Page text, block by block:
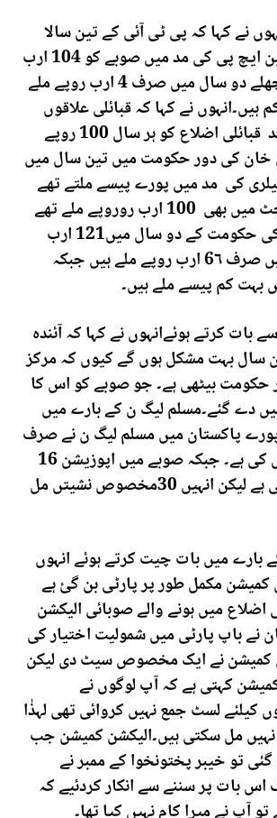
نے کہا کہ پی ٹی آئی کے تین سالا
اقتدار میں ایں این ایچ پی کی مد میں صوبے کو 104 ارب
ملے تھے۔ لیکن پچھلے دو سال میں صرف 4 ارب روپے ملے
نے کہا کہ قبائلی علاقوں
کے انضمام کے بعد قبائلی اضلاع کو ہر سال 100 روپے
خان کی دور حکومت میں تین سال میں
کی مد میں پورے پیسے ملتے تھے
جبکہ ترقیاتی بجٹ میں بھی 100 ارب روروپے ملے تھے
لیکن پی ڈی ایم کی حکومت کے دو سال میں121 ارب
روپے کے بجٹ میں صرف 6۶ ارب روپے ملے ہیں جبکہ
بہت کم پیسے ملے ہیں۔
بات کرتے ہوئےانہوں نے کہا کہ آئندہ
سال بہت مشکل ہوں گے کیوں کہ مرکز
حکومت بیٹھی ہے۔ جو صوبے کو اس کا
دے گئے۔مسلم لیگ ن کے بارے میں
پورے پاکستان میں مسلم لیگ ن نے صرف
17 سیٹیں حاصل کی ہے۔ جبکہ صوبے میں اپوزیشن 16
سیٹیں جیت چکی ہے لیکن انہیں 30مخصوص نشیتں مل
بارے میں بات چیت کرتے ہوئے انہوں
کمیشن مکمل طور پر پارٹی بن گئ ہے
اضلاع میں ہونے والے صوبائی الیکشن
نے باپ پارٹی میں شمولیت اختیار کی
کمیشن نے ایک مخصوص سیٹ دی لیکن
کہتی ہے کہ آپ لوگوں نے
لسٹ جمع نہیں کروائی تھی لہذٰا
مل سکتی ہیں۔الیکشن کمیشن جب
تو خیبر پختونخوا کے ممبر نے
بات پر سننے سے انکار کردئیے کہ